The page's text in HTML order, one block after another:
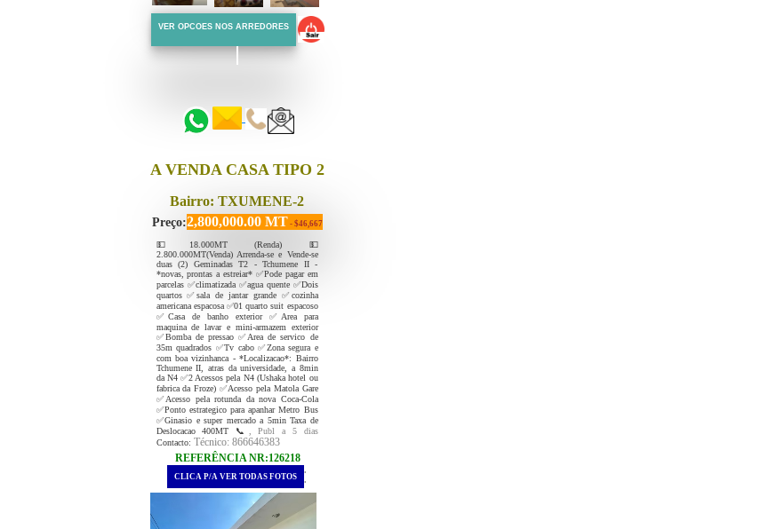
VER OPCOES NOS ARREDORES
A VENDA CASA TIPO 2
Bairro: TXUMENE-2
Preço:2,800,000.00 MT - $46,667
💵18.000MT (Renda) 💵
2.800.000MT(Venda) Arrenda-se e Vende-se
duas (2) Geminadas T2 - Tchumene II -
*novas, prontas a estreiar* ✅Pode pagar em
parcelas ✅climatizada ✅agua quente ✅Dois
quartos ✅sala de jantar grande ✅cozinha
americana espacosa ✅01 quarto suit espacoso
✅Casa de banho exterior ✅Area para
maquina de lavar e mini-armazem exterior
✅Bomba de pressao ✅Area de servico de
35m quadrados ✅Tv cabo ✅Zona segura e
com boa vizinhanca - *Localizacao*: Bairro
Tchumene II, atras da universidade, a 8min
da N4 ✅2 Acessos pela N4 (Ushaka hotel ou
fabrica da Froze) ✅Acesso pela Matola Gare
✅Acesso pela rotunda da nova Coca-Cola
✅Ponto estrategico para apanhar Metro Bus
✅Ginasio e super mercado a 5min Taxa de
Deslocacao 400MT 📞
, Publ a 5 dias
Contacto: Técnico: 866646383
REFERÊNCIA NR:126218
.
CLICA P/A VER TODAS FOTOS .